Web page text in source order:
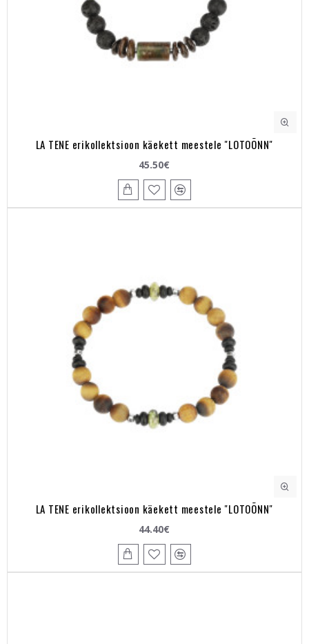
LA TENE erikollektsioon käekett meestele "LOTOÕNN"
45.50€
LA TENE erikollektsioon käekett meestele "LOTOÕNN"
44.40€